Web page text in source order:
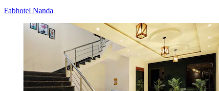
Fabhotel Nanda